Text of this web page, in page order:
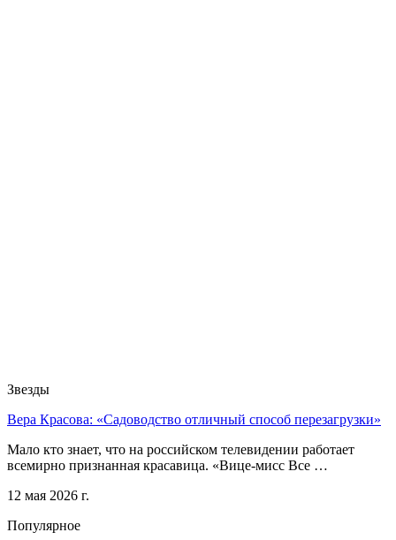
Звезды
Вера Красова: «Садоводство отличный способ перезагрузки»
Мало кто знает, что на российском телевидении работает
всемирно признанная красавица. «Вице-мисс Все …
12 мая 2026 г.
Популярное